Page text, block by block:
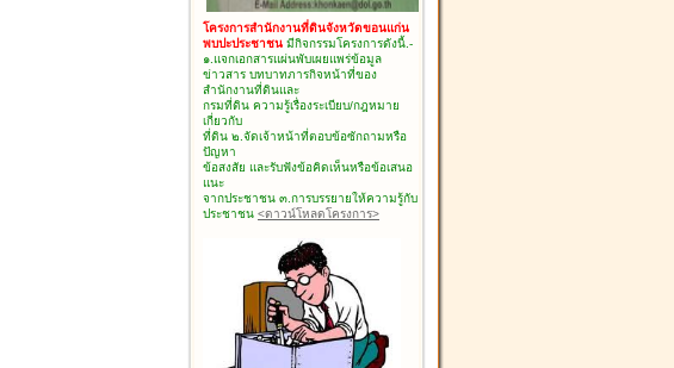
โครงการสำนักงานที่ดินจังหวัดขอนแก่น
พบปะประชาชน มีกิจกรรมโครงการดังนี้.-
๑.แจกเอกสารแผ่นพับเผยแพร่ข้อมูล
ข่าวสาร บทบาทภารกิจหน้าที่ของ
สำนักงานที่ดินและ
กรมที่ดิน ความรู้เรื่องระเบียบ/กฎหมาย
เกี่ยวกับ
ที่ดิน ๒.จัดเจ้าหน้าที่ตอบข้อซักถามหรือ
ปัญหา
ข้อสงสัย และรับฟังข้อคิดเห็นหรือข้อเสนอ
แนะ
จากประชาชน ๓.การบรรยายให้ความรู้กับ
ประชาชน <ดาวน์โหลดโครงการ>